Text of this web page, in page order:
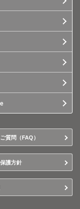
質問（FAQ）
護方針